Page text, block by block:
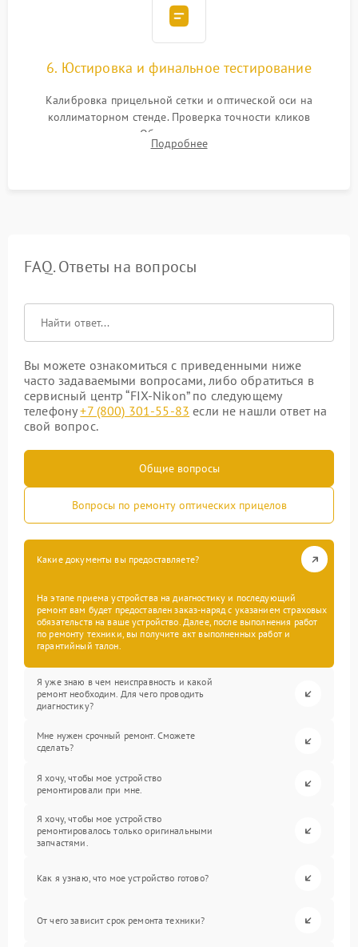
6. Юстировка и финальное тестирование
Калибровка прицельной сетки и оптической оси на
коллиматорном стенде. Проверка точности кликов
механизма поправок. Обязательное испытание прицела на
ударном стенде для проверки устойчивости к отдаче и
Подробнее
FAQ. Ответы на вопросы
Вы можете ознакомиться с приведенными ниже
часто задаваемыми вопросами, либо обратиться в
сервисный центр “FIX-Nikon” по следующему
телефону+7 (800) 301-55-83 если не нашли ответ на
свой вопрос.
Общие вопросы
Вопросы по ремонту оптических прицелов
Какие документы вы предоставляете?
На этапе приема устройства на диагностику и последующий
ремонт вам будет предоставлен заказ-наряд с указанием страховых
обязательств на ваше устройство. Далее, после выполнения работ
по ремонту техники, вы получите акт выполненных работ и
гарантийный талон.
Я уже знаю в чем неисправность и какой
ремонт необходим. Для чего проводить
диагностику?
Мне нужен срочный ремонт. Сможете
сделать?
Я хочу, чтобы мое устройство
ремонтировали при мне.
Я хочу, чтобы мое устройство
ремонтировалось только оригинальными
запчастями.
Как я узнаю, что мое устройство готово?
От чего зависит срок ремонта техники?